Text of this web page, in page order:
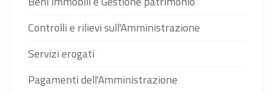
Controlli e rilievi sull'Amministrazione
Servizi erogati
Pagamenti dell'Amministrazione